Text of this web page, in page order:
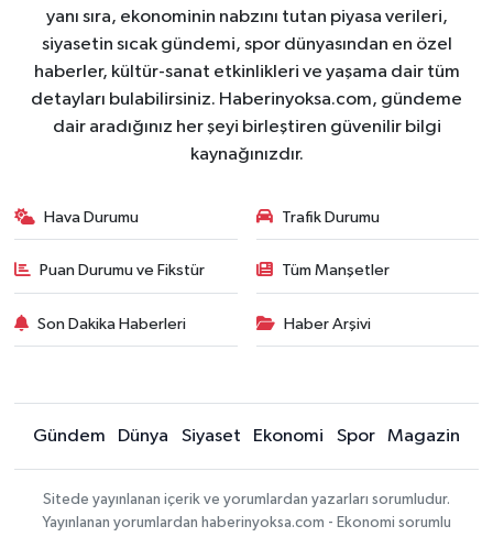
yanı sıra, ekonominin nabzını tutan piyasa verileri,
siyasetin sıcak gündemi, spor dünyasından en özel
haberler, kültür-sanat etkinlikleri ve yaşama dair tüm
detayları bulabilirsiniz. Haberinyoksa.com, gündeme
dair aradığınız her şeyi birleştiren güvenilir bilgi
kaynağınızdır.
Hava Durumu Trafik Durumu
Puan Durumu ve Fikstür Tüm Manşetler
Son Dakika Haberleri Haber Arşivi
Gündem Dünya Siyaset Ekonomi Spor Magazin
Sitede yayınlanan içerik ve yorumlardan yazarları sorumludur.
Yayınlanan yorumlardan haberinyoksa.com - Ekonomi sorumlu